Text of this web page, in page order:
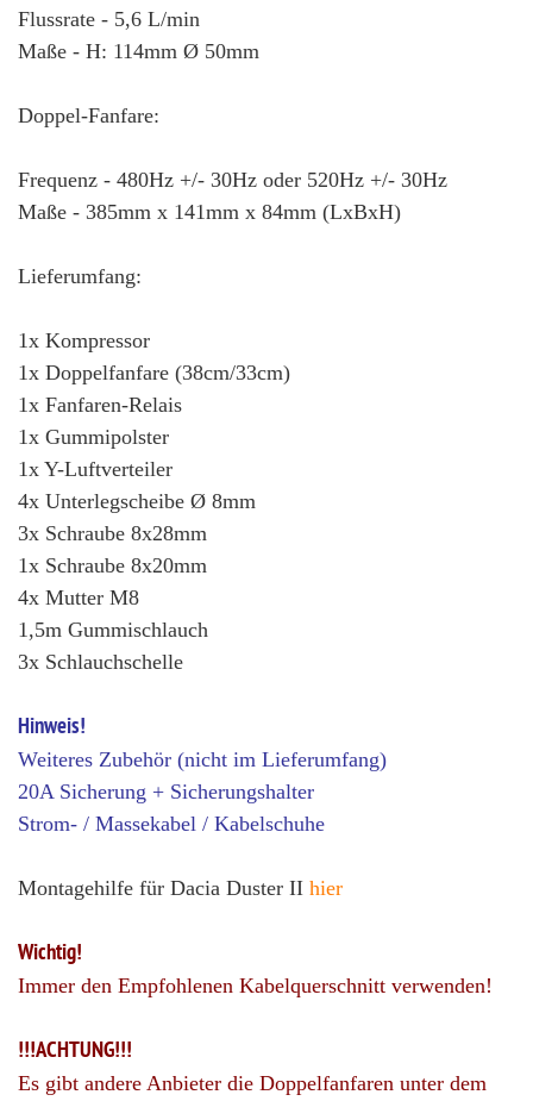
Flussrate - 5,6 L/min
Maße - H: 114mm Ø 50mm
Doppel-Fanfare:
Frequenz - 480Hz +/- 30Hz oder 520Hz +/- 30Hz
Maße - 385mm x 141mm x 84mm (LxBxH)
Lieferumfang:
1x Kompressor
1x Doppelfanfare (38cm/33cm)
1x Fanfaren-Relais
1x Gummipolster
1x Y-Luftverteiler
4x Unterlegscheibe Ø 8mm
3x Schraube 8x28mm
1x Schraube 8x20mm
4x Mutter M8
1,5m Gummischlauch
3x Schlauchschelle
Hinweis!
Weiteres Zubehör (nicht im Lieferumfang)
20A Sicherung + Sicherungshalter
Strom- / Massekabel / Kabelschuhe
Montagehilfe für Dacia Duster II hier
Wichtig!
Immer den Empfohlenen Kabelquerschnitt verwenden!
!!!ACHTUNG!!!
Es gibt andere Anbieter die Doppelfanfaren unter dem